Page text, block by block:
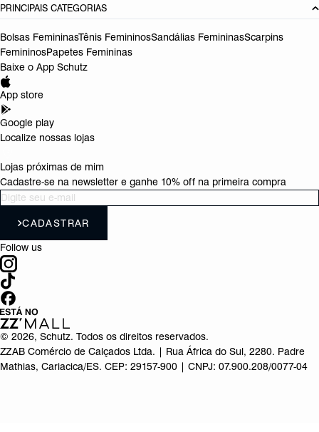
PRINCIPAIS CATEGORIAS
Bolsas FemininasTênis FemininosSandálias FemininasScarpins
FemininosPapetes Femininas
Baixe o App Schutz
App store
Google play
Localize nossas lojas
Lojas próximas de mim
Cadastre-se na newsletter e ganhe 10% off na primeira compra
CADASTRAR
Follow us
© 2026, Schutz. Todos os direitos reservados.
ZZAB Comércio de Calçados Ltda. | Rua África do Sul, 2280. Padre
Mathias, Cariacica/ES. CEP: 29157-900 | CNPJ: 07.900.208/0077-04